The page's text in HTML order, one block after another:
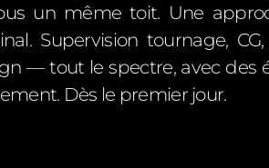
un même toit. Une
Supervision tournage,
— tout le spectre, avec des
Dès le premier jour.